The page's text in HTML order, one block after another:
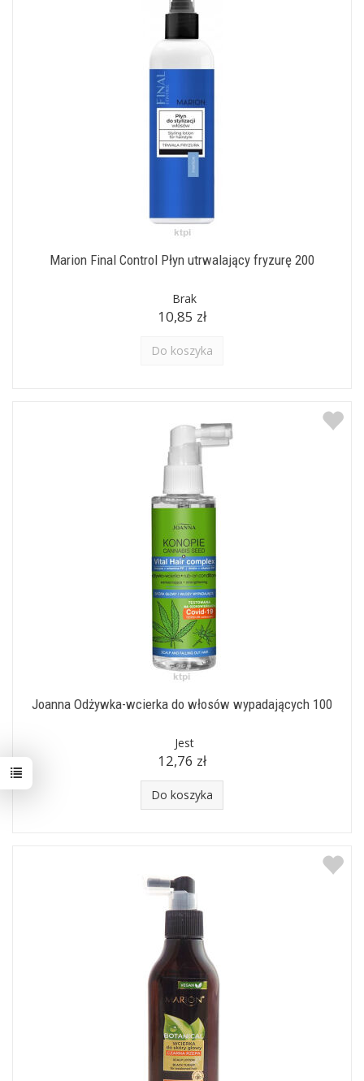
Marion Final Control Płyn utrwalający fryzurę 200
Brak
10,85 zł
Do koszyka
Joanna Odżywka-wcierka do włosów wypadających 100
Jest
12,76 zł
Do koszyka